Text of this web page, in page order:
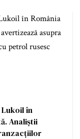
în
Analiștii